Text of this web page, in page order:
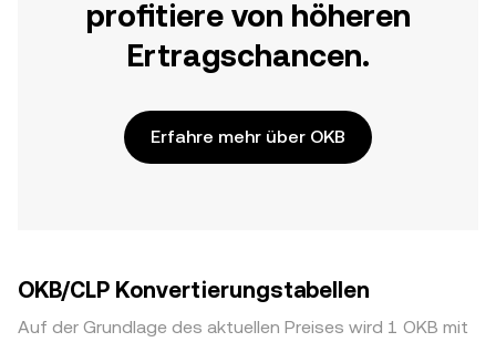
profitiere von höheren
Ertragschancen.
Erfahre mehr über OKB
OKB/CLP Konvertierungstabellen
Auf der Grundlage des aktuellen Preises wird 1 OKB mit